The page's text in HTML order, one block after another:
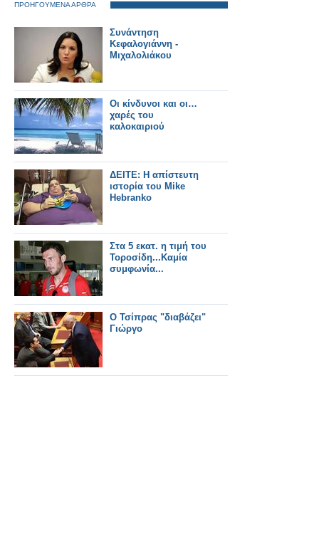
ΠΡΟΗΓΟΥΜΕΝΑ ΑΡΘΡΑ
Συνάντηση
Κεφαλογιάννη -
Μιχαλολιάκου
Οι κίνδυνοι και οι…
χαρές του
καλοκαιριού
ΔΕΙΤΕ: Η απίστευτη
ιστορία του Mike
Hebranko
Στα 5 εκατ. η τιμή του
Τοροσίδη...Καμία
συμφωνία...
Ο Τσίπρας "διαβάζει"
Γιώργο